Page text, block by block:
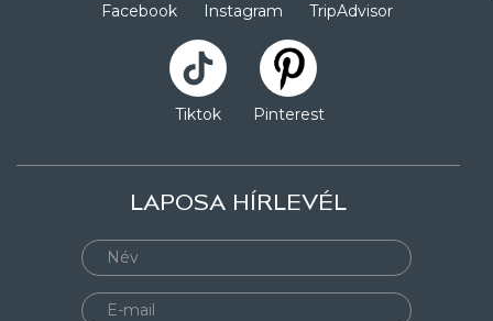
Facebook Instagram TripAdvisor
Tiktok Pinterest
LAPOSA HÍRLEVÉL